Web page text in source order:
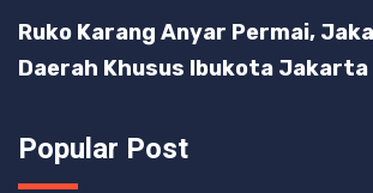
Ruko Karang Anyar Permai,
Daerah Khusus Ibukota Jakarta
Popular Post